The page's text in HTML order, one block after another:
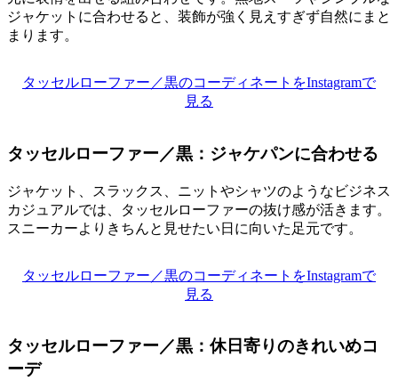
ジャケットに合わせると、装飾が強く見えすぎず自然にまと
まります。
タッセルローファー／黒のコーディネートをInstagramで
見る
タッセルローファー／黒：ジャケパンに合わせる
ジャケット、スラックス、ニットやシャツのようなビジネス
カジュアルでは、タッセルローファーの抜け感が活きます。
スニーカーよりきちんと見せたい日に向いた足元です。
タッセルローファー／黒のコーディネートをInstagramで
見る
タッセルローファー／黒：休日寄りのきれいめコ
ーデ